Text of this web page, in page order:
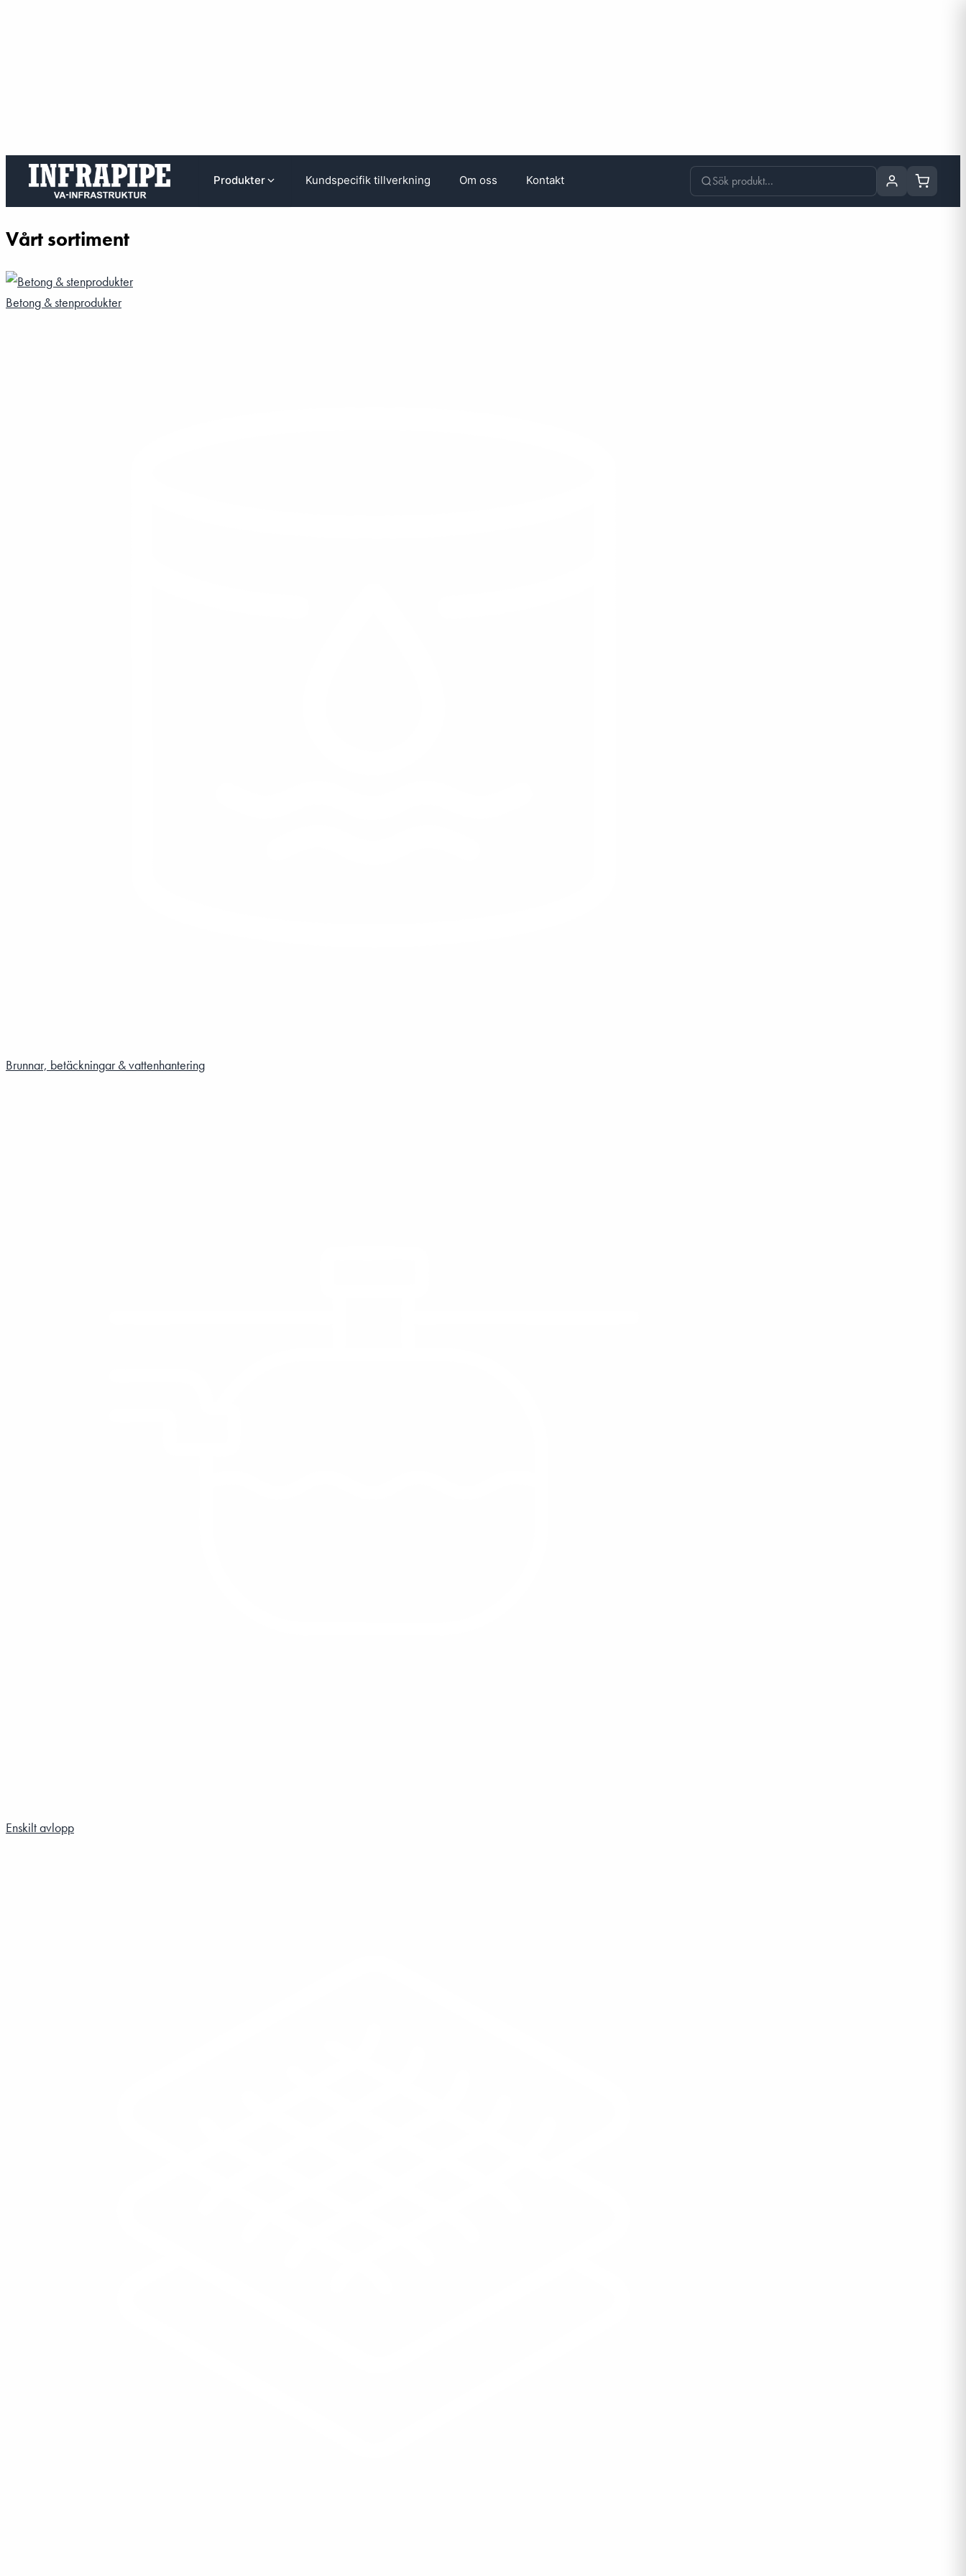
Hoppa
innehåll
Hoppa till huvudinnehåll
Produkter Kundspecifik tillverkning Om oss Kontakt
Vårt sortiment
Betong & stenprodukter
Brunnar, betäckningar & vattenhantering
Enskilt avlopp